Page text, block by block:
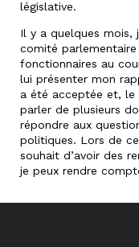
législative.
Il y a quelques mois,
comité parlementaire
fonctionnaires au
lui présenter mon
a été acceptée et, le
parler de plusieurs
répondre aux
politiques. Lors de
souhait d’avoir des
je peux rendre